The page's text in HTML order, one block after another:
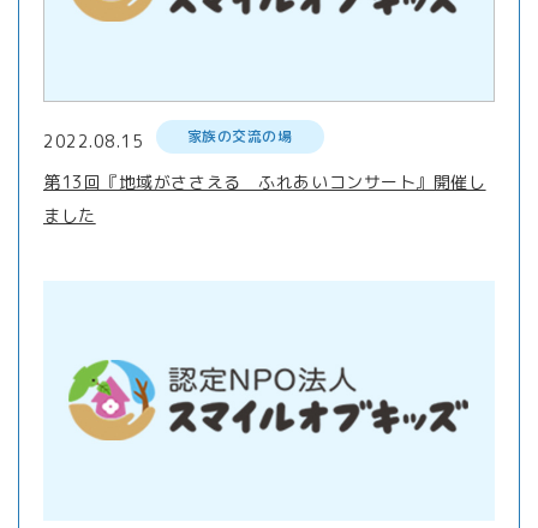
2022.08.15 家族の交流の場
第13回『地域がささえる ふれあいコンサート』開催し
ました